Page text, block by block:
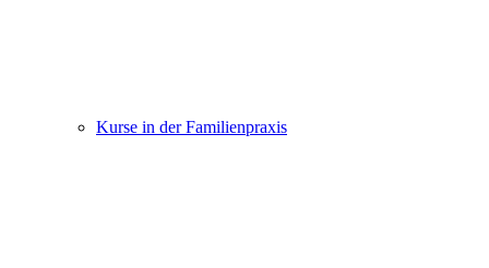
Kurse in der Familienpraxis